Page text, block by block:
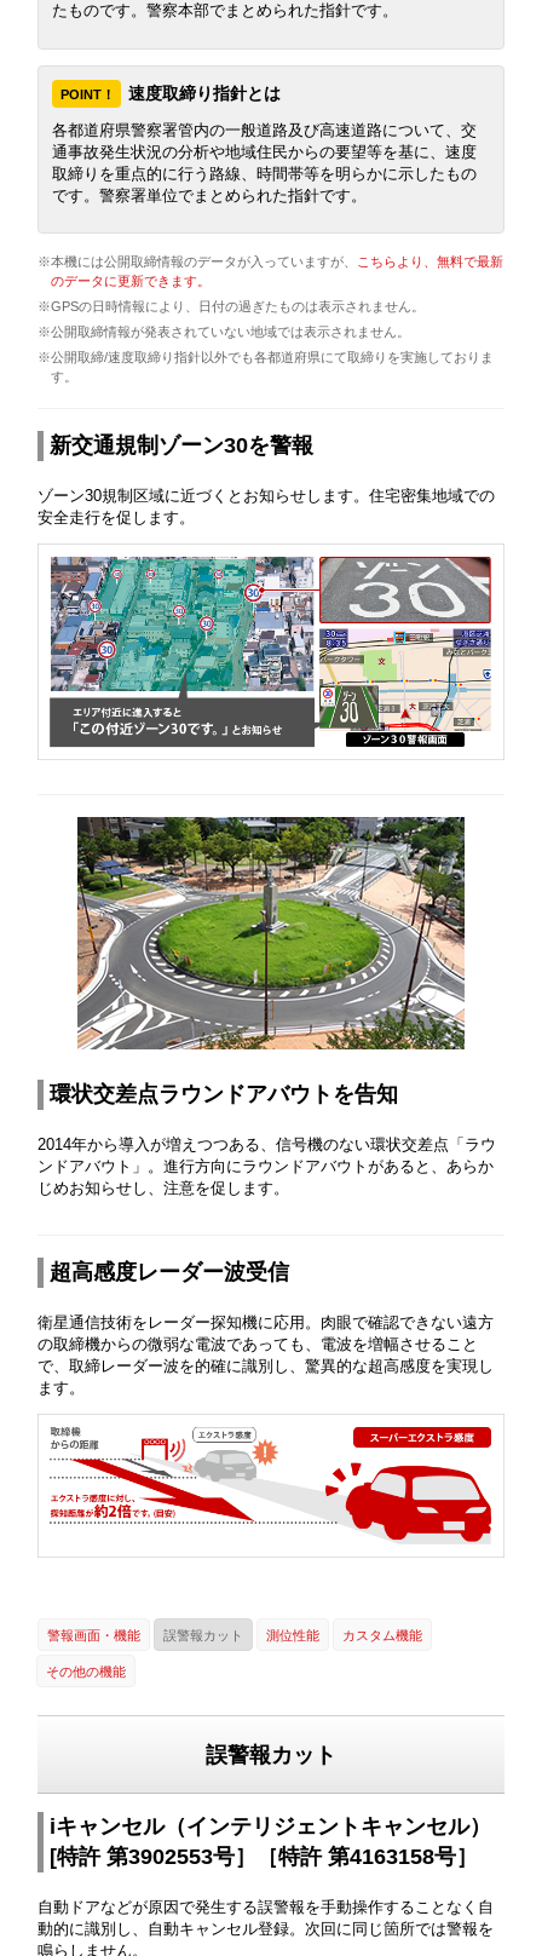
たものです。警察本部でまとめられた指針です。
POINT！ 速度取締り指針とは
各都道府県警察署管内の一般道路及び高速道路について、交
通事故発生状況の分析や地域住民からの要望等を基に、速度
取締りを重点的に行う路線、時間帯等を明らかに示したもの
です。警察署単位でまとめられた指針です。
※本機には公開取締情報のデータが入っていますが、
こちらより、無料で最新
のデータに更新できます。
※GPSの日時情報により、日付の過ぎたものは表示されません。
※公開取締情報が発表されていない地域では表示されません。
※公開取締/速度取締り指針以外でも各都道府県にて取締りを実施しておりま
す。
新交通規制ゾーン30を警報
ゾーン30規制区域に近づくとお知らせします。住宅密集地域での
安全走行を促します。
環状交差点ラウンドアバウトを告知
2014年から導入が増えつつある、信号機のない環状交差点「ラウ
ンドアバウト」。進行方向にラウンドアバウトがあると、あらか
じめお知らせし、注意を促します。
超高感度レーダー波受信
衛星通信技術をレーダー探知機に応用。肉眼で確認できない遠方
の取締機からの微弱な電波であっても、電波を増幅させること
で、取締レーダー波を的確に識別し、驚異的な超高感度を実現し
ます。
警報画面・機能 誤警報カット 測位性能 カスタム機能
その他の機能
誤警報カット
iキャンセル（インテリジェントキャンセル）
[特許 第3902553号］［特許 第4163158号］
自動ドアなどが原因で発生する誤警報を手動操作することなく自
動的に識別し、自動キャンセル登録。次回に同じ箇所では警報を
鳴らしません。